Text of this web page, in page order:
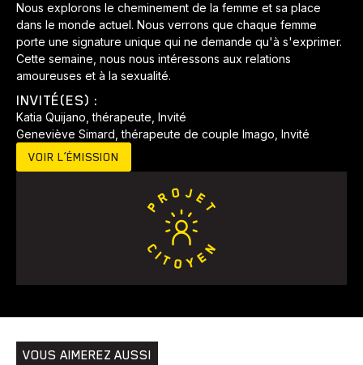
Histoires Pêche
Nous explorons le cheminement de la femme et sa place
dans le monde actuel. Nous verrons que chaque femme
porte une signature unique qui ne demande qu'à s'exprimer.
Cette semaine, nous nous intéressons aux relations
amoureuses et à la sexualité.
INVITÉ(ES) :
Katia Quijano, thérapeute, Invité
Geneviève Simard, thérapeute de couple Imago, Invité
VOIR L’ÉMISSION
VOUS AIMEREZ AUSSI